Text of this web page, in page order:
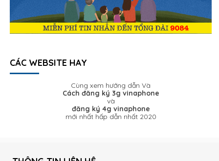
CÁC WEBSITE HAY
Cùng xem hướng dẫn Và
Cách đăng ký 3g vinaphone
và
đăng ký 4g vinaphone
mới nhất hấp dẫn nhất 2020